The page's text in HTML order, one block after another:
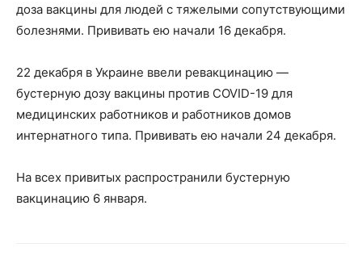
доза вакцины для людей с тяжелыми сопутствующими
болезнями. Прививать ею начали 16 декабря.
22 декабря в Украине ввели ревакцинацию —
бустерную дозу вакцины против COVID-19 для
медицинских работников и работников домов
интернатного типа. Прививать ею начали 24 декабря.
На всех привитых распространили бустерную
вакцинацию 6 января.